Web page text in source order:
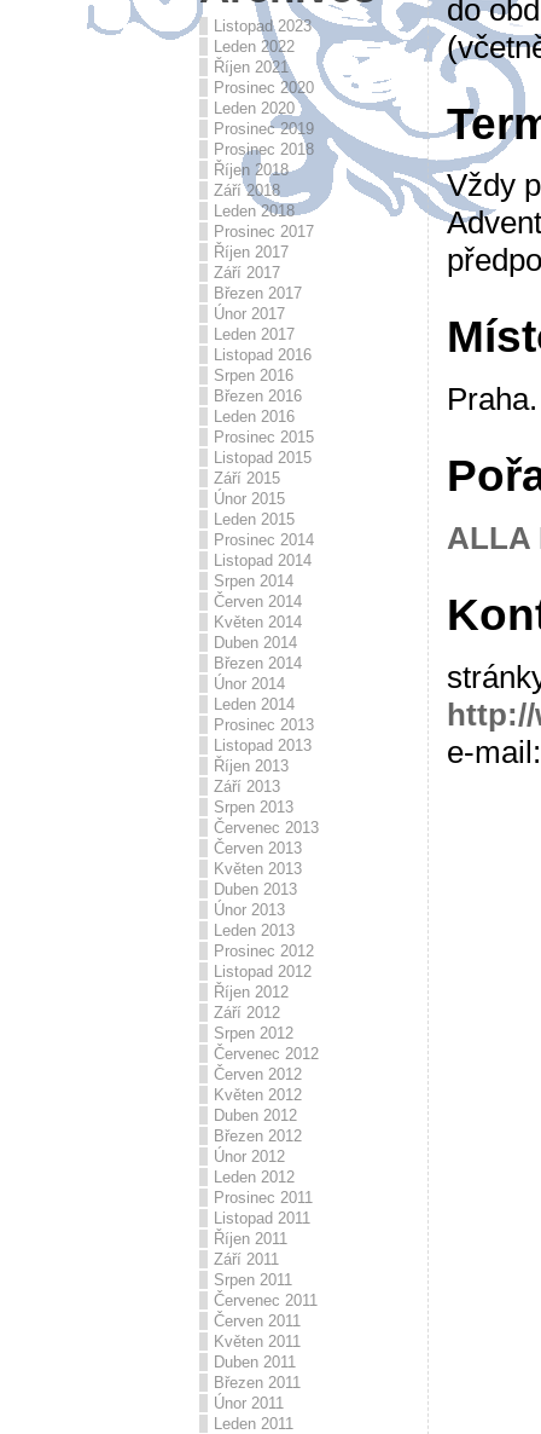
Listopad 2023
Leden 2022
Říjen 2021
Prosinec 2020
Leden 2020
Prosinec 2019
Prosinec 2018
Říjen 2018
Září 2018
Leden 2018
Prosinec 2017
Říjen 2017
Září 2017
Březen 2017
Únor 2017
Leden 2017
Listopad 2016
Srpen 2016
Březen 2016
Leden 2016
Prosinec 2015
Listopad 2015
Září 2015
Únor 2015
Leden 2015
Prosinec 2014
Listopad 2014
Srpen 2014
Červen 2014
Květen 2014
Duben 2014
Březen 2014
Únor 2014
Leden 2014
Prosinec 2013
Listopad 2013
Říjen 2013
Září 2013
Srpen 2013
Červenec 2013
Červen 2013
Květen 2013
Duben 2013
Únor 2013
Leden 2013
Prosinec 2012
Listopad 2012
Říjen 2012
Září 2012
Srpen 2012
Červenec 2012
Červen 2012
Květen 2012
Duben 2012
Březen 2012
Únor 2012
Leden 2012
Prosinec 2011
Listopad 2011
Říjen 2011
Září 2011
Srpen 2011
Červenec 2011
Červen 2011
Květen 2011
Duben 2011
Březen 2011
Únor 2011
Leden 2011
do
Vždy
Praha.
ALLA
http://
e-